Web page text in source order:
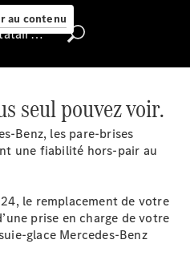
au contenu
Prestataire / Protection des données
seul pouvez voir.
Benz, les pare-brises
une fiabilité hors-pair au
le remplacement de votre
prise en charge de votre
glace Mercedes-Benz